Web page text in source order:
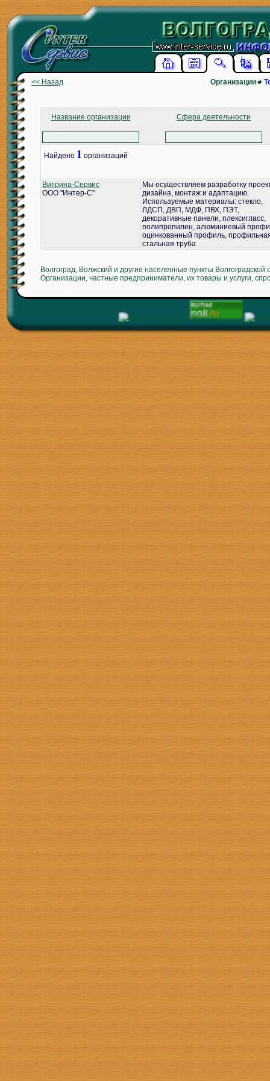
<< Назад Организации
Название организации Сфера деятельности
Найдено 1 организаций
Витрина-Сервис
ООО "Интер-С"
Мы осуществляем разработку
дизайна, монтаж и адаптацию.
Используемые материалы: стекло,
ЛДСП, ДВП, МДФ, ПВХ, ПЭТ,
декоративные панели, плексигласс,
полипропилен, алюминиевый
оцинкованный профиль,
стальная труба
Волгоград, Волжский и другие населенные пункты Волгоградской
Организации, частные предприниматели, их товары и услуги,